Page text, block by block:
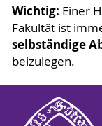
Wichtig: Einer
Fakultät ist
selbständige
beizulegen.